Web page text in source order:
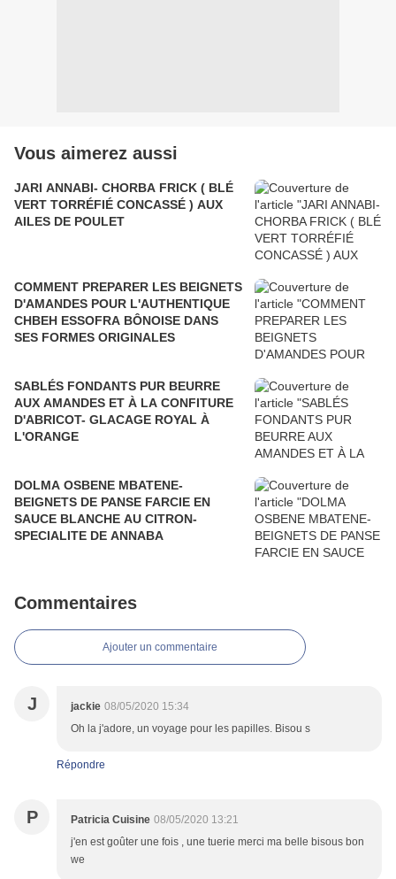
Vous aimerez aussi
JARI ANNABI- CHORBA FRICK ( BLÉ
VERT TORRÉFIÉ CONCASSÉ ) AUX
AILES DE POULET
COMMENT PREPARER LES BEIGNETS
D'AMANDES POUR L'AUTHENTIQUE
CHBEH ESSOFRA BÔNOISE DANS
SES FORMES ORIGINALES
SABLÉS FONDANTS PUR BEURRE
AUX AMANDES ET À LA CONFITURE
D'ABRICOT- GLACAGE ROYAL À
L'ORANGE
DOLMA OSBENE MBATENE-
BEIGNETS DE PANSE FARCIE EN
SAUCE BLANCHE AU CITRON-
SPECIALITE DE ANNABA
Commentaires
Ajouter un commentaire
J jackie 08/05/2020 15:34
Oh la j'adore, un voyage pour les papilles. Bisou s
Répondre
P Patricia Cuisine 08/05/2020 13:21
j'en est goûter une fois , une tuerie merci ma belle bisous bon
we